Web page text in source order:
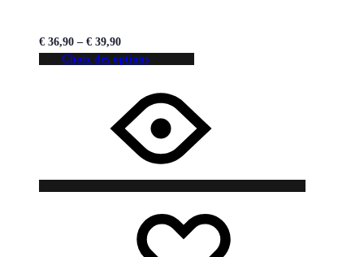
€ 36,90 – € 39,90
Choix des options